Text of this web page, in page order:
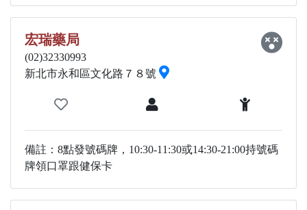
宏瑞藥局
(02)32330993
新北市永和區文化路７８號
備註：8點發號碼牌，10:30-11:30或14:30-21:00持號碼
牌領口罩跟健保卡